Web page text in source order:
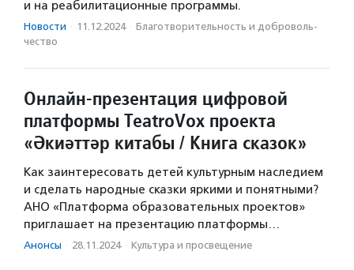
и на реабилитационные программы.
Новости · 11.12.2024 · Благотвори­тель­ность и доброволь­
чест­во
Онлайн-презентация цифровой
платформы TeatroVox проекта
«Әкиәттәр китабы / Книга сказок»
Как заинтересовать детей культурным наследием
и сделать народные сказки яркими и понятными?
АНО «Платформа образовательных проектов»
приглашает на презентацию платформы…
Анонсы · 28.11.2024 · Культура и просвещение